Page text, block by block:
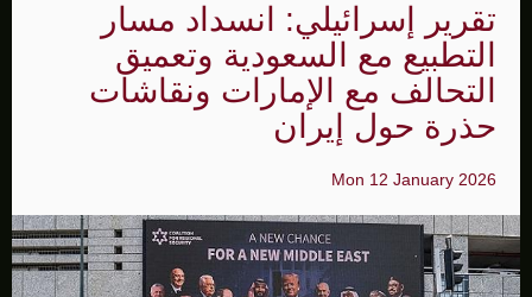
تقرير إسرائيلي: انسداد مسار
التطبيع مع السعودية وتعميق
التحالف مع الإمارات ونقاشات
حذرة حول إيران
Mon 12 January 2026